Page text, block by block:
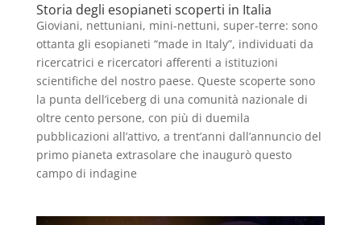
Storia degli esopianeti scoperti in Italia
Gioviani, nettuniani, mini-nettuni, super-terre: sono
ottanta gli esopianeti “made in Italy”, individuati da
ricercatrici e ricercatori afferenti a istituzioni
scientifiche del nostro paese. Queste scoperte sono
la punta dell’iceberg di una comunità nazionale di
oltre cento persone, con più di duemila
pubblicazioni all’attivo, a trent’anni dall’annuncio del
primo pianeta extrasolare che inaugurò questo
campo di indagine